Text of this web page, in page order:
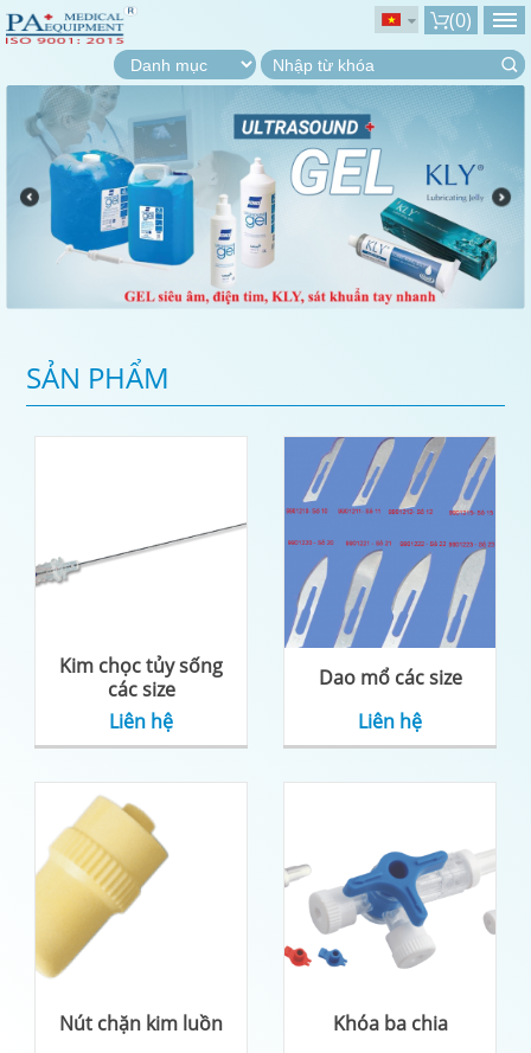
(0)
SẢN PHẨM
Kim chọc tủy sống
các size
Liên hệ
Dao mổ các size
Liên hệ
Nút chặn kim luồn
Khóa ba chia